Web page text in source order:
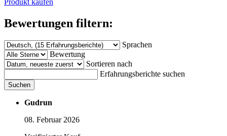
Bewertungen filtern:
Sprachen
Bewertung
Sortieren nach
Erfahrungsberichte suchen
Suchen
Gudrun
08. Februar 2026